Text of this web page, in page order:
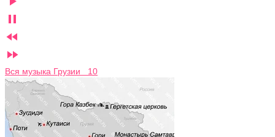



Вся музыка Грузии 10